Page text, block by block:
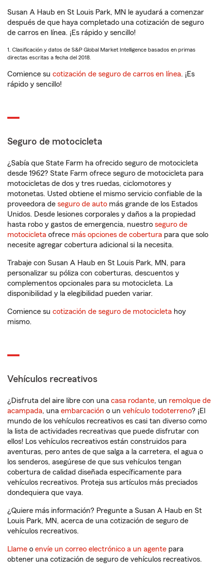
Susan A Haub en St Louis Park, MN le ayudará a comenzar
después de que haya completado una cotización de seguro
de carros en línea. ¡Es rápido y sencillo!
1. Clasificación y datos de S&P Global Market Intelligence basados en primas
directas escritas a fecha del 2018.
Comience su cotización de seguro de carros en línea. ¡Es
rápido y sencillo!
Seguro de motocicleta
¿Sabía que State Farm ha ofrecido seguro de motocicleta
desde 1962? State Farm ofrece seguro de motocicleta para
motocicletas de dos y tres ruedas, ciclomotores y
motonetas. Usted obtiene el mismo servicio confiable de la
proveedora de seguro de auto más grande de los Estados
Unidos. Desde lesiones corporales y daños a la propiedad
hasta robo y gastos de emergencia, nuestro seguro de
motocicleta ofrece más opciones de cobertura para que solo
necesite agregar cobertura adicional si la necesita.
Trabaje con Susan A Haub en St Louis Park, MN, para
personalizar su póliza con coberturas, descuentos y
complementos opcionales para su motocicleta. La
disponibilidad y la elegibilidad pueden variar.
Comience su cotización de seguro de motocicleta hoy
mismo.
Vehículos recreativos
¿Disfruta del aire libre con una casa rodante, un remolque de
acampada, una embarcación o un vehículo todoterreno? ¡El
mundo de los vehículos recreativos es casi tan diverso como
la lista de actividades recreativas que puede disfrutar con
ellos! Los vehículos recreativos están construidos para
aventuras, pero antes de que salga a la carretera, el agua o
los senderos, asegúrese de que sus vehículos tengan
cobertura de calidad diseñada específicamente para
vehículos recreativos. Proteja sus artículos más preciados
dondequiera que vaya.
¿Quiere más información? Pregunte a Susan A Haub en St
Louis Park, MN, acerca de una cotización de seguro de
vehículos recreativos.
Llame o envíe un correo electrónico a un agente para
obtener una cotización de seguro de vehículos recreativos.